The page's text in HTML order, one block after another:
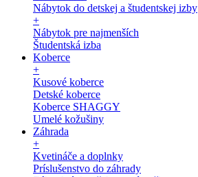
Nábytok do detskej a študentskej izby
+
Nábytok pre najmenších
Študentská izba
Koberce
+
Kusové koberce
Detské koberce
Koberce SHAGGY
Umelé kožušiny
Záhrada
+
Kvetináče a doplnky
Príslušenstvo do záhrady